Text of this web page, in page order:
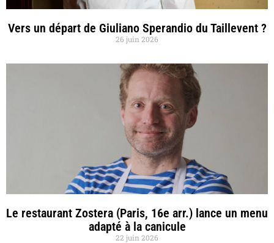
Vers un départ de Giuliano Sperandio du Taillevent ?
26 juin 2026
Le restaurant Zostera (Paris, 16e arr.) lance un menu
adapté à la canicule
22 juin 2026